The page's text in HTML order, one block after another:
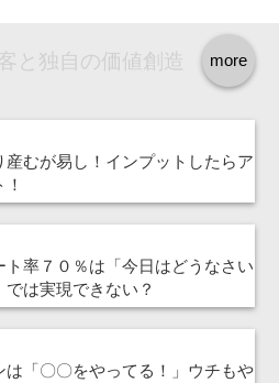
more
と独自の価値創造
産むが易し！インプットしたらア
ト率７０％は「今日はどうなさい
では実現できない？
は「〇〇をやってる！」ウチもや